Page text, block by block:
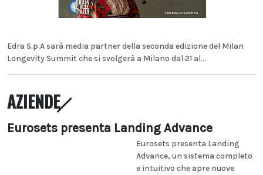
Edra S.p.A sarà media partner della seconda edizione del Milan
Longevity Summit che si svolgerà a Milano dal 21 al...
AZIENDE
Eurosets presenta Landing Advance
Eurosets presenta Landing
Advance, un sistema completo
e intuitivo che apre nuove